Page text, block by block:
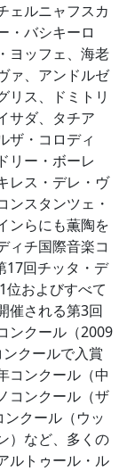
ェルニャフスカ
・バシキーロ
ヨッフェ、海老
ァ、アンドルゼ
リス、ドミトリ
サダ、タチア
ザ・コロディ
リー・ボーレ
レス・デレ・ヴ
ンスタンツェ・
ンらにも薫陶を
ィチ国際音楽コ
17回チッタ・デ
位およびすべて
催される第3回
ンクール（2009
クールで入賞
コンクール（中
コンクール（ザ
クール（ウッ
）など、多くの
ルトゥール・ル